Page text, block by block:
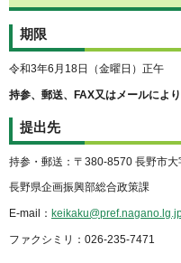
期限
令和3年6月18日（金曜日）正午
持参、郵送、FAX又はメールによ
提出先
持参・郵送：〒380-8570 長野市
長野県企画振興部総合政策課
E-mail：
ファクシミリ：026-235-7471